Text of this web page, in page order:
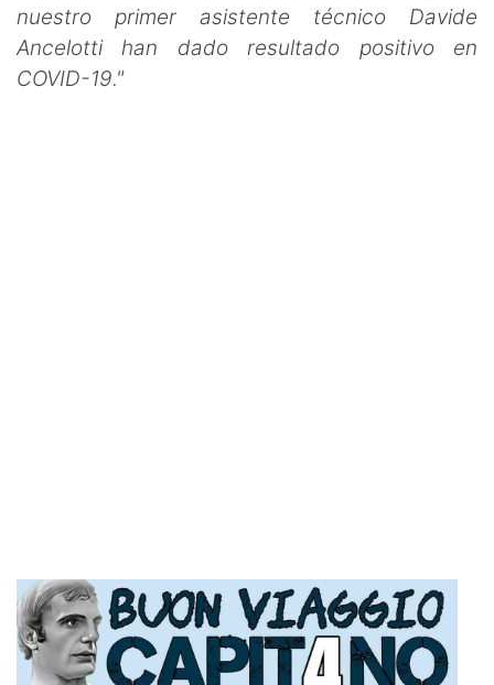
nuestro primer asistente técnico Davide
Ancelotti han dado resultado positivo en
COVID-19."